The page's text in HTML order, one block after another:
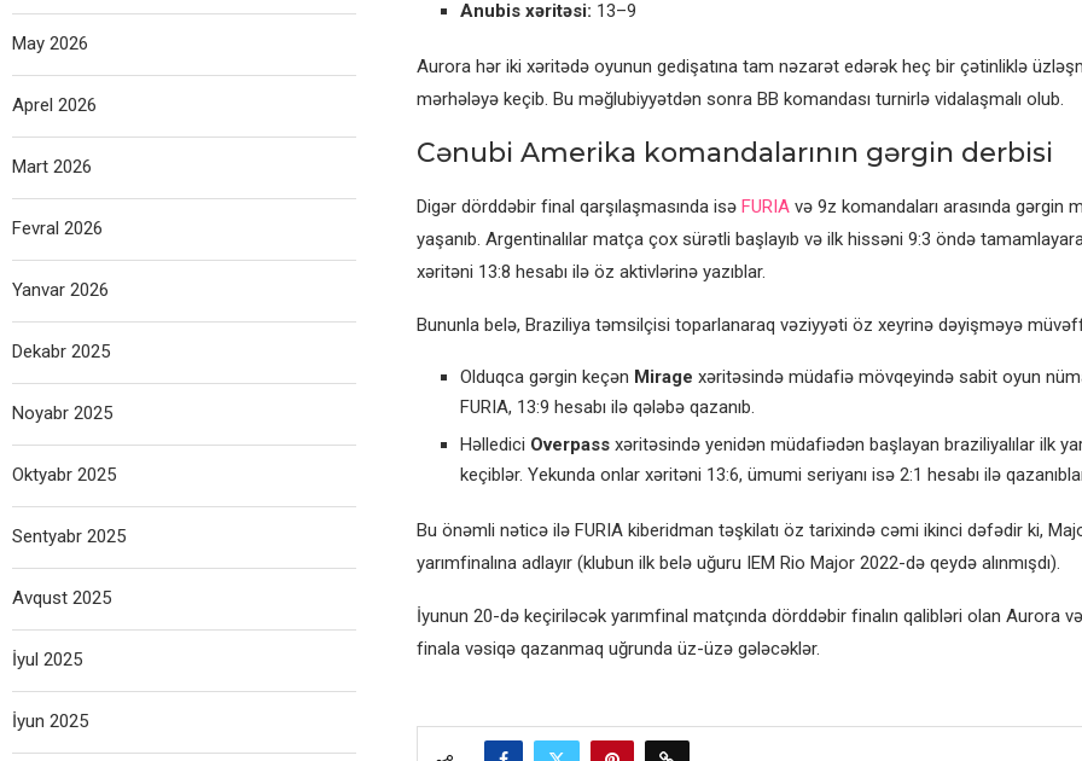
Anubis xəritəsi: 13–9
Aurora hər iki xəritədə oyunun gedişatına tam nəzarət edərək heç bir çətinliklə
mərhələyə keçib. Bu məğlubiyyətdən sonra BB komandası turnirlə vidalaşmalı olub.
Cənubi Amerika komandalarının gərgin derbisi
Digər dörddəbir final qarşılaşmasında isə FURIAvə 9z komandaları arasında gərgin
yaşanıb. Argentinalılar matça çox sürətli başlayıb və ilk hissəni 9:3 öndə
xəritəni 13:8 hesabı ilə öz aktivlərinə yazıblar.
Bununla belə, Braziliya təmsilçisi toparlanaraq vəziyyəti öz xeyrinə dəyişməyə
Olduqca gərgin keçən Mirage xəritəsində müdafiə mövqeyində sabit oyun
FURIA, 13:9 hesabı ilə qələbə qazanıb.
Həlledici Overpassxəritəsində yenidən müdafiədən başlayan braziliyalılar ilk
keçiblər. Yekunda onlar xəritəni 13:6, ümumi seriyanı isə 2:1 hesabı ilə
Bu önəmli nəticə ilə FURIA kiberidman təşkilatı öz tarixində cəmi ikinci dəfədir ki,
yarımfinalına adlayır (klubun ilk belə uğuru IEM Rio Major 2022-də qeydə alınmışdı).
İyunun 20-də keçiriləcək yarımfinal matçında dörddəbir finalın qalibləri olan Aurora
finala vəsiqə qazanmaq uğrunda üz-üzə gələcəklər.
May 2026
Aprel 2026
Mart 2026
Fevral 2026
Yanvar 2026
Dekabr 2025
Noyabr 2025
Oktyabr 2025
Sentyabr 2025
Avqust 2025
İyul 2025
İyun 2025